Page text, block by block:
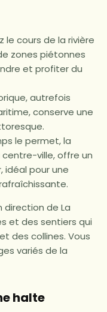
le cours de la rivière
zones piétonnes
et profiter du
autrefois
conserve une
le permet, la
ville, offre un
idéal pour une
direction de La
et des sentiers qui
des collines. Vous
variés de la
halte